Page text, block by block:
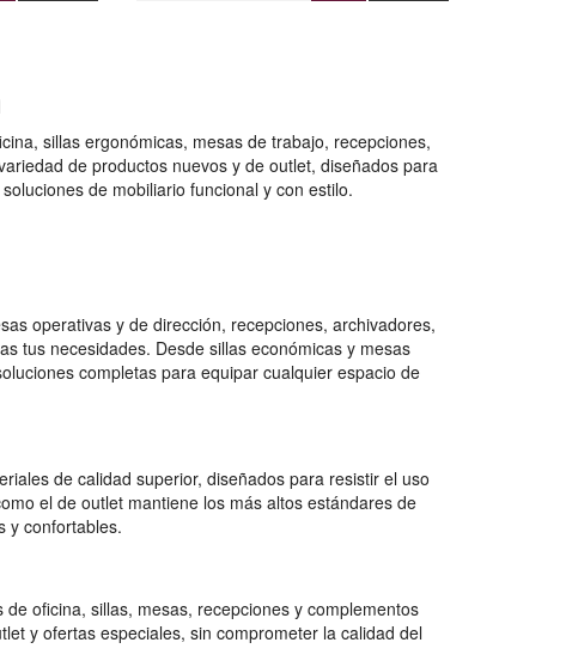
sillas ergonómicas, mesas de trabajo, recepciones,
de productos nuevos y de outlet, diseñados para
de mobiliario funcional y con estilo.
operativas y de dirección, recepciones, archivadores,
tus necesidades. Desde sillas económicas y mesas
completas para equipar cualquier espacio de
de calidad superior, diseñados para resistir el uso
el de outlet mantiene los más altos estándares de
y confortables.
oficina, sillas, mesas, recepciones y complementos
y ofertas especiales, sin comprometer la calidad del